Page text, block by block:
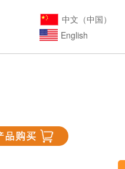
中文（中国）
English